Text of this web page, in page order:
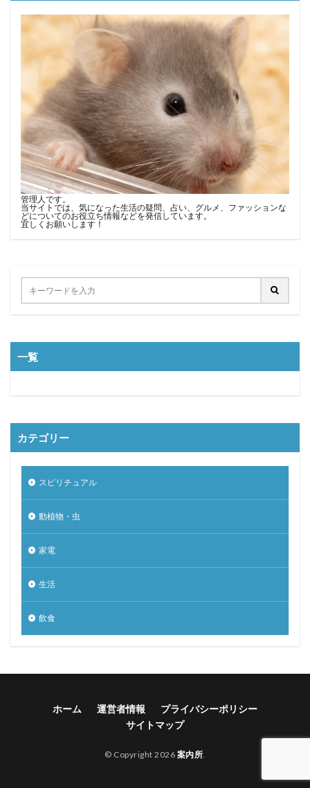
管理人です。
当サイトでは、気になった生活の疑問、占い、グルメ、ファッションな
どについてのお役立ち情報などを発信しています。
宜しくお願いします！
一覧
カテゴリー
スピリチュアル
動植物・虫
家電
生活
飲食
ホーム 運営者情報
プライバシーポリシー
サイトマップ
© Copyright 2026 案内所